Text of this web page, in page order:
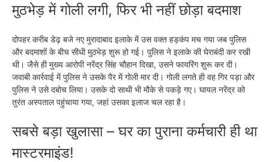
मुठभेड़ में गोली लगी, फिर भी नहीं छोड़ा बदमाश
दोपहर करीब डेढ़ बजे नए मुरादाबाद इलाके में उस वक्त हड़कंप मच गया जब पुलिस
और बदमाशों के बीच सीधी मुठभेड़ शुरू हो गई। पुलिस ने इलाके की घेराबंदी कर रखी
थी। जैसे ही मुख्य आरोपी नरेंद्र सिंह चौहान दिखा, उसने फायरिंग शुरू कर दी।
जवाबी कार्रवाई में पुलिस ने उसके पैर में गोली मार दी। गोली लगते ही वह गिर पड़ा और
पुलिस ने उसे दबोच लिया। उसके दो साथी भी मौके से पकड़े गए। घायल नरेंद्र को
तुरंत अस्पताल पहुंचाया गया, जहां उसका इलाज चल रहा है।
सबसे बड़ा खुलासा – घर का पुराना कर्मचारी ही था
मास्टरमाइंड!